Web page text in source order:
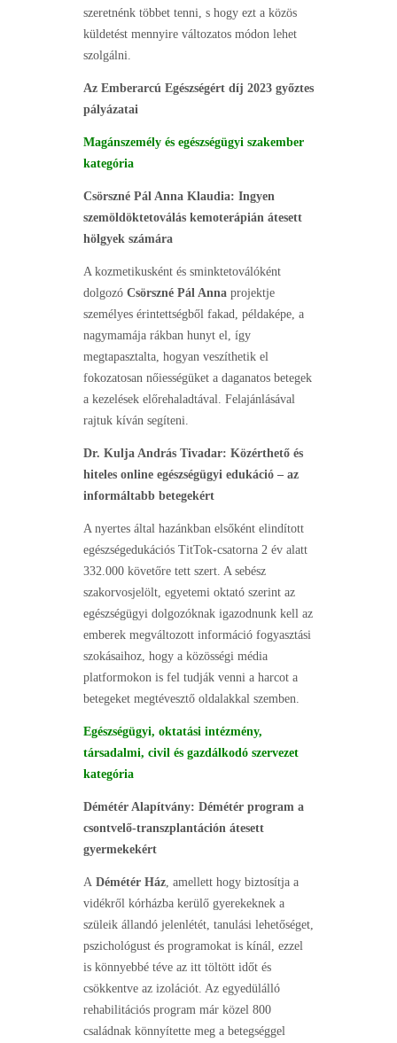
szeretnénk többet tenni, s hogy ezt a közös
küldetést mennyire változatos módon lehet
szolgálni.
Az Emberarcú Egészségért díj 2023 győztes
pályázatai
Magánszemély és egészségügyi szakember
kategória
Csörszné Pál Anna Klaudia: Ingyen
szemöldöktetoválás kemoterápián átesett
hölgyek számára
A kozmetikusként és sminktetoválóként
dolgozó Csörszné Pál Anna projektje
személyes érintettségből fakad, példaképe, a
nagymamája rákban hunyt el, így
megtapasztalta, hogyan veszíthetik el
fokozatosan nőiességüket a daganatos betegek
a kezelések előrehaladtával. Felajánlásával
rajtuk kíván segíteni.
Dr. Kulja András Tivadar: Közérthető és
hiteles online egészségügyi edukáció – az
informáltabb betegekért
A nyertes által hazánkban elsőként elindított
egészségedukációs TitTok-csatorna 2 év alatt
332.000 követőre tett szert. A sebész
szakorvosjelölt, egyetemi oktató szerint az
egészségügyi dolgozóknak igazodnunk kell az
emberek megváltozott információ fogyasztási
szokásaihoz, hogy a közösségi média
platformokon is fel tudják venni a harcot a
betegeket megtévesztő oldalakkal szemben.
Egészségügyi, oktatási intézmény,
társadalmi, civil és gazdálkodó szervezet
kategória
Démétér Alapítvány: Démétér program a
csontvelő-transzplantáción átesett
gyermekekért
A Démétér Ház, amellett hogy biztosítja a
vidékről kórházba kerülő gyerekeknek a
szüleik állandó jelenlétét, tanulási lehetőséget,
pszichológust és programokat is kínál, ezzel
is könnyebbé téve az itt töltött időt és
csökkentve az izolációt. Az egyedülálló
rehabilitációs program már közel 800
családnak könnyítette meg a betegséggel